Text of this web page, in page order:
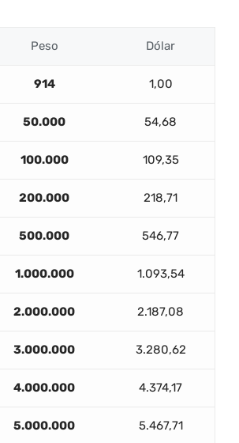
Peso Dólar
914 1,00
50.000 54,68
100.000 109,35
200.000 218,71
500.000 546,77
1.000.000 1.093,54
2.000.000 2.187,08
3.000.000 3.280,62
4.000.000 4.374,17
5.000.000 5.467,71